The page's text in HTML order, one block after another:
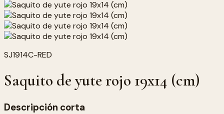
SJ1914C-RED
Saquito de yute rojo 19x14 (cm)
Descripción corta